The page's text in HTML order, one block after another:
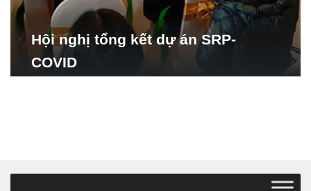
Hội nghị tổng kết dự án SRP-
COVID